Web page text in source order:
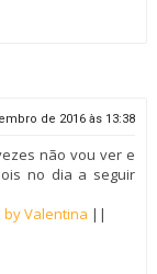
de 2016 às 13:38
não vou ver e
no dia a seguir
Valentina ||